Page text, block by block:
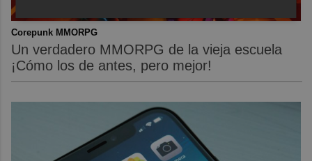
Corepunk MMORPG
Un verdadero MMORPG de la vieja escuela
¡Cómo los de antes, pero mejor!